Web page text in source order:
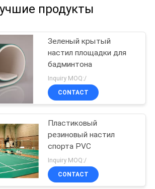
продукты
Зеленый крытый
настил площадки для
бадминтона
Inquiry MOQ:/
CONTACT
Пластиковый
резиновый настил
спорта PVC
Inquiry MOQ:/
CONTACT